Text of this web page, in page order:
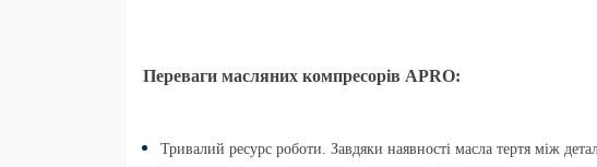
Переваги масляних компресорів APRO:
Тривалий ресурс роботи. Завдяки наявності масла тертя між